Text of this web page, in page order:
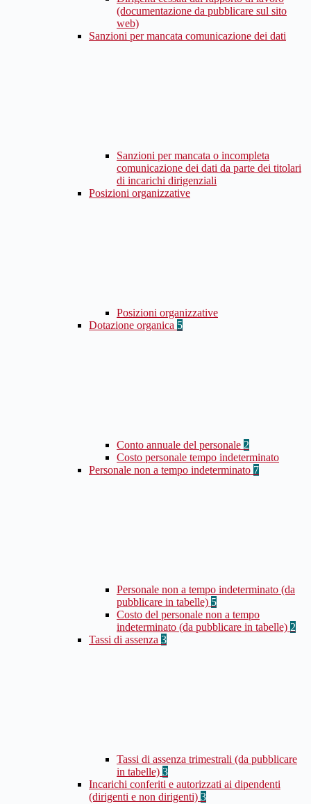
(documentazione da pubblicare sul sito
web)
Sanzioni per mancata comunicazione dei dati
Sanzioni per mancata o incompleta
comunicazione dei dati da parte dei titolari
di incarichi dirigenziali
Posizioni organizzative
Posizioni organizzative
Dotazione organica 5
Conto annuale del personale 2
Costo personale tempo indeterminato
Personale non a tempo indeterminato 7
Personale non a tempo indeterminato (da
pubblicare in tabelle) 5
Costo del personale non a tempo
indeterminato (da pubblicare in tabelle) 2
Tassi di assenza 3
Tassi di assenza trimestrali (da pubblicare
in tabelle) 3
Incarichi conferiti e autorizzati ai dipendenti
(dirigenti e non dirigenti) 3